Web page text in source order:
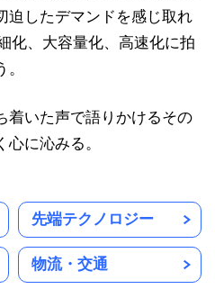
迫したデマンドを感じ取れ
化、大容量化、高速化に拍
いた声で語りかけるその
に沁みる。
先端テクノロジー
物流・交通